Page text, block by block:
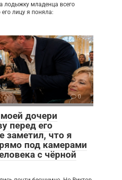
лодыжку младенца всего
лицу я поняла:
0
дочери
перед его
заметил, что я
под камерами
с чёрной